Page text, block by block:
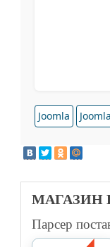
Joomla
МАГАЗИН
Парсер